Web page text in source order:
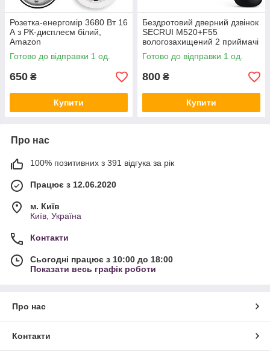
Розетка-енергомір 3680 Вт 16
А з РК-дисплеєм білий,
Amazon
Готово до відправки 1 од.
650 ₴
Купити
Бездротовий дверний дзвінок
SECRUI M520+F55
вологозахищений 2 приймачі
+ 1 кнопка чорний, Amazon
Готово до відправки 1 од.
800 ₴
Купити
Про нас
100% позитивних з 391 відгука за рік
Працює з 12.06.2020
м. Київ
Київ, Україна
Контакти
Сьогодні працює з 10:00 до 18:00
Показати весь графік роботи
Про нас
Контакти